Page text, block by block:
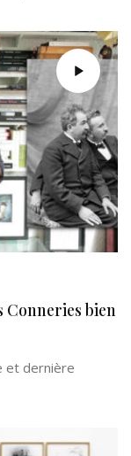
Conneries bien
et dernière